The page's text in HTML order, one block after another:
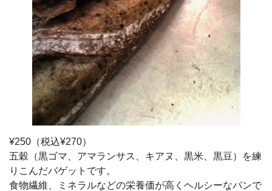
¥250（税込¥270）
五穀（黒ゴマ、アマランサス、キアヌ、黒米、黒豆）を練
りこんだバゲットです。
食物繊維、ミネラルなどの栄養価が高くヘルシーなパンで